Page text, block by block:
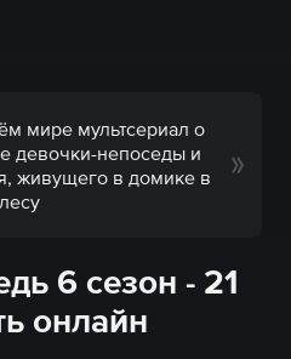
мире мультсериал о
девочки-непоседы и
живущего в домике в
лесу
6 сезон - 21
онлайн